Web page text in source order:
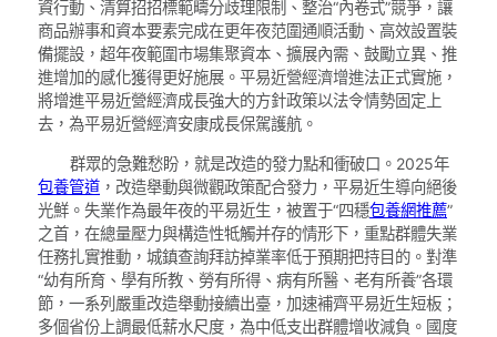
資行動、清算招招標範疇分歧理限制、整治“內卷式”競爭，讓
商品辦事和資本要素完成在更年夜范圍通順活動、高效設置裝
備擺設，超年夜範圍市場集聚資本、擴展內需、鼓勵立異、推
進增加的感化獲得更好施展。平易近營經濟增進法正式實施，
將增進平易近營經濟成長強大的方針政策以法令情勢固定上
去，為平易近營經濟安康成長保駕護航。
群眾的急難愁盼，就是改造的發力點和衝破口。2025年
包養管道 ，改造舉動與微觀政策配合發力，平易近生導向絕後
光鮮。失業作為最年夜的平易近生，被置于“四穩包養網推薦”
之首，在總量壓力與構造性牴觸并存的情形下，重點群體失業
任務扎實推動，城鎮查詢拜訪掉業率低于預期把持目的。對準
“幼有所育、學有所教、勞有所得、病有所醫、老有所養”各環
節，一系列嚴重改造舉動接續出臺，加速補齊平易近生短板；
多個省份上調最低薪水尺度，為中低支出群體增收減負。國度